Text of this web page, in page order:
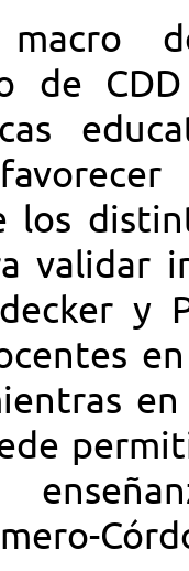
de
los
validar
y